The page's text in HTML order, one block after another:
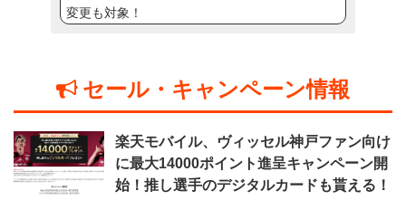
変更も対象！
セール・キャンペーン情報
楽天モバイル、ヴィッセル神戸ファン向け
に最大14000ポイント進呈キャンペーン開
始！推し選手のデジタルカードも貰える！